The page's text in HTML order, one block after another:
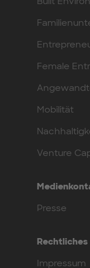
Female
Mobilität
Venture
Presse
Rechtliches
Impressum